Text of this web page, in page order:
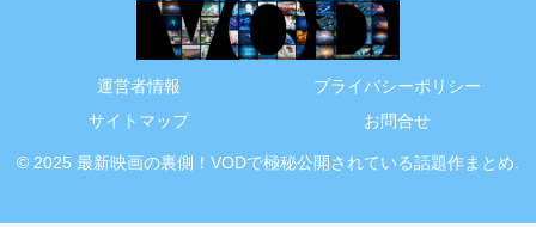
運営者情報
プライバシーポリシー
サイトマップ
お問合せ
© 2025 最新映画の裏側！VODで極秘公開されている話題作まとめ.